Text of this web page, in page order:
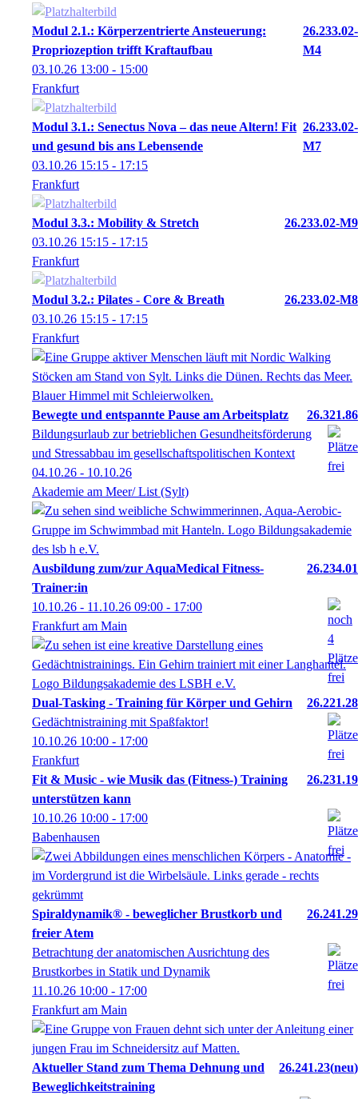
Modul 2.1.: Körperzentrierte Ansteuerung:
Propriozeption trifft Kraftaufbau
26.233.02-
M4
03.10.26 13:00 - 15:00
Frankfurt
Modul 3.1.: Senectus Nova – das neue Altern! Fit
und gesund bis ans Lebensende
26.233.02-
M7
03.10.26 15:15 - 17:15
Frankfurt
Modul 3.3.: Mobility & Stretch
26.233.02-M9
03.10.26 15:15 - 17:15
Frankfurt
Modul 3.2.: Pilates - Core & Breath
26.233.02-M8
03.10.26 15:15 - 17:15
Frankfurt
Bewegte und entspannte Pause am Arbeitsplatz
26.321.86
Bildungsurlaub zur betrieblichen Gesundheitsförderung
und Stressabbau im gesellschaftspolitischen Kontext
04.10.26 - 10.10.26
Akademie am Meer/ List (Sylt)
Ausbildung zum/zur AquaMedical Fitness-
Trainer:in
26.234.01
10.10.26 - 11.10.26 09:00 - 17:00
Frankfurt am Main
Dual-Tasking - Training für Körper und Gehirn
26.221.28
Gedächtnistraining mit Spaßfaktor!
10.10.26 10:00 - 17:00
Frankfurt
Fit & Music - wie Musik das (Fitness-) Training
unterstützen kann
26.231.19
10.10.26 10:00 - 17:00
Babenhausen
Spiraldynamik® - beweglicher Brustkorb und
freier Atem
26.241.29
Betrachtung der anatomischen Ausrichtung des
Brustkorbes in Statik und Dynamik
11.10.26 10:00 - 17:00
Frankfurt am Main
Aktueller Stand zum Thema Dehnung und
Beweglichkeitstraining
26.241.23 neu